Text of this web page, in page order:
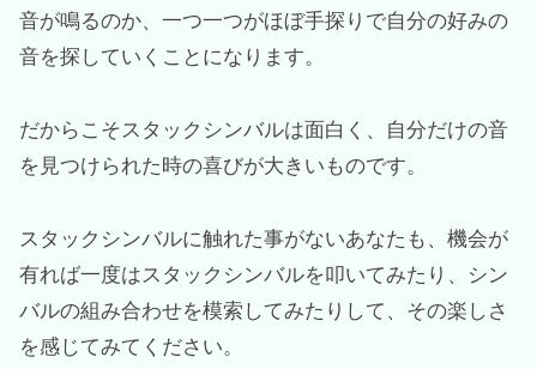
音が鳴るのか、一つ一つがほぼ手探りで自分の好みの
音を探していくことになります。
だからこそスタックシンバルは面白く、自分だけの音
を見つけられた時の喜びが大きいものです。
スタックシンバルに触れた事がないあなたも、機会が
有れば一度はスタックシンバルを叩いてみたり、シン
バルの組み合わせを模索してみたりして、その楽しさ
を感じてみてください。